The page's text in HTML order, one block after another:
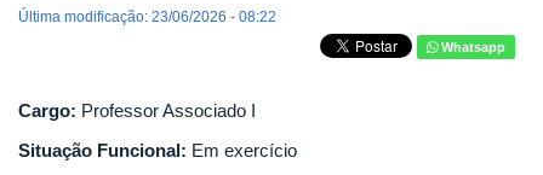
Última modificação: 23/06/2026 - 08:22
Whatsapp
Cargo: Professor Associado I
Situação Funcional: Em exercício